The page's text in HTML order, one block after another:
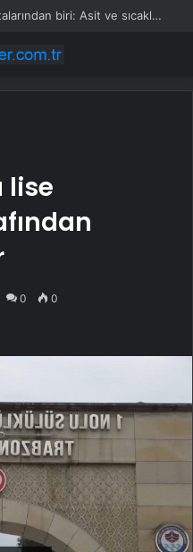
Yeryüzünün en acımasız noktalarından biri: Asit ve sıcaklık burada sınır tanımıyor
lise
0 0